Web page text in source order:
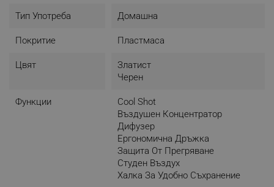
Тип Употреба Домашна
Покритие Пластмаса
Цвят
Златист
Черен
Функции
Cool Shot
Въздушен Концентратор
Дифузер
Ергономична Дръжка
Защита От Прегряване
Студен Въздух
Халка За Удобно Съхранение